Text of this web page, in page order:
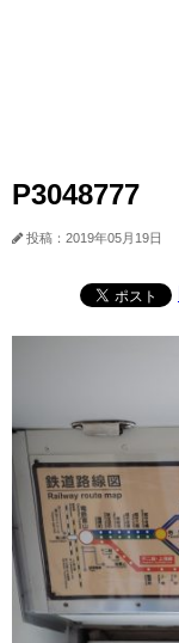
P3048777
投稿：2019年05月19日